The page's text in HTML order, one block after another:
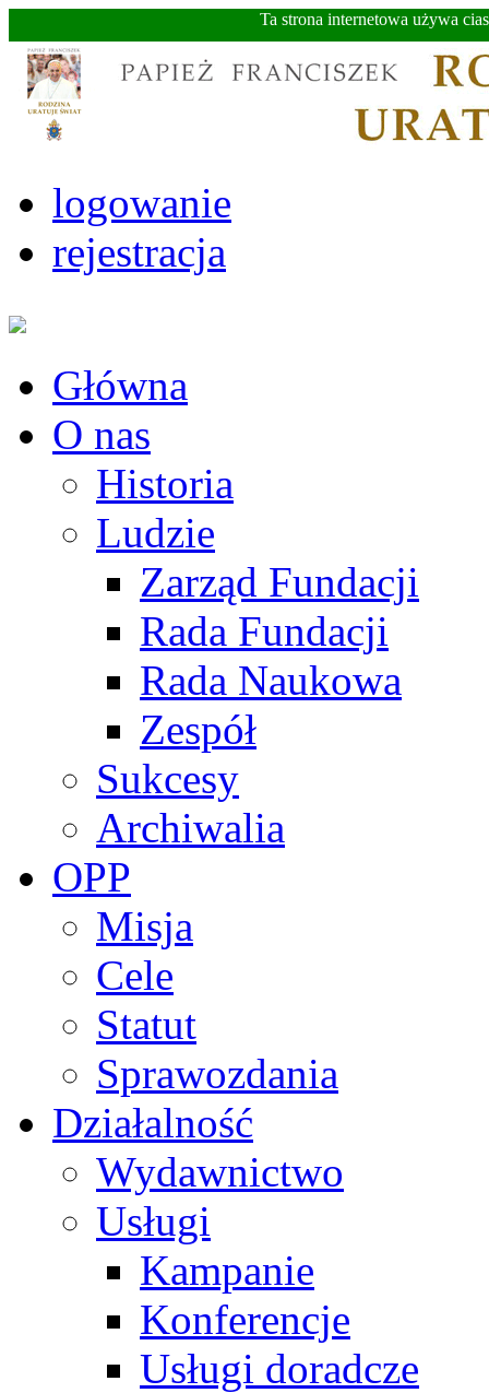
Ta strona internetowa używa
logowanie
rejestracja
Główna
O nas
Historia
Ludzie
Zarząd Fundacji
Rada Fundacji
Rada Naukowa
Zespół
Sukcesy
Archiwalia
OPP
Misja
Cele
Statut
Sprawozdania
Działalność
Wydawnictwo
Usługi
Kampanie
Konferencje
Usługi doradcze